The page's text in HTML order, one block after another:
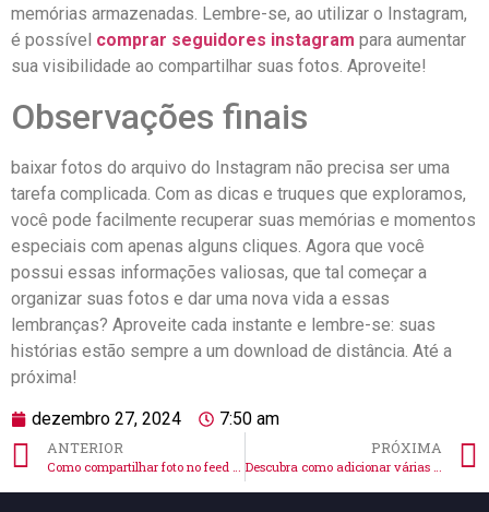
memórias armazenadas. Lembre-se, ao utilizar o Instagram, ​
é possível comprar seguidores instagram para ⁤aumentar
sua visibilidade ao compartilhar suas fotos. Aproveite!
Observações finais
baixar fotos do arquivo do Instagram não precisa ser uma
tarefa complicada. Com as ‌dicas e truques que exploramos,
você pode facilmente recuperar⁣ suas memórias e momentos
especiais com apenas alguns cliques. Agora que você
possui essas ⁤informações valiosas, que tal começar a
organizar suas fotos e dar ⁣uma nova vida a essas
lembranças? Aproveite cada instante e lembre-se: suas
histórias estão sempre a um download⁤ de distância. Até a
próxima!
dezembro 27, 2024 7:50 am
ANTERIOR PRÓXIMA